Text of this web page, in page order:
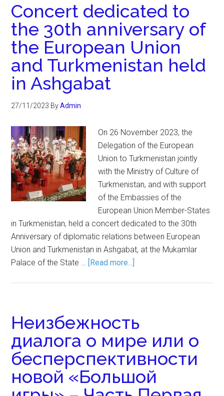
Concert dedicated to
the 30th anniversary of
the European Union
and Turkmenistan held
in Ashgabat
27/11/2023 ByAdmin
On 26 November 2023, the
Delegation of the European
Union to Turkmenistan jointly
with the Ministry of Culture of
Turkmenistan, and with support
of the Embassies of the
European Union Member-States
in Turkmenistan, held a concert dedicated to the 30th
Anniversary of diplomatic relations between European
Union and Turkmenistan in Ashgabat, at the Mukamlar
Palace of the State … [Read more...]
Неизбежность
диалога о мире или о
бесперспективности
новой «Большой